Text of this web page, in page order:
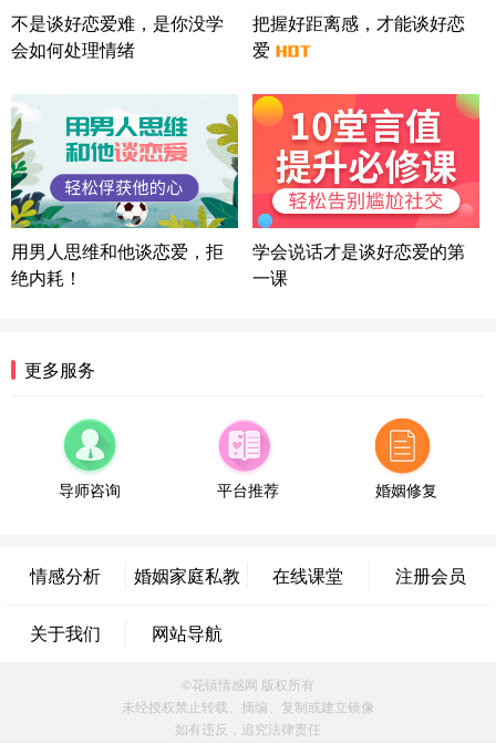
微信用户 Liberty 通过此页面咨询，已获得专属情感
方案
广东-广州 188****5632
湖北-武汉 135****7410
41分钟前
微信用户 困困魚? 通过此页面咨询，已获得专属情感
方案
陕西-西安 139****6283
3分钟前
情感方案
浙江-宁波 150****8921
福建-厦门 159****4462
53分钟前
微信用户 凌乱小羊 通过此页面咨询，已获得专属情
辽宁-大连 176****2843
39分钟前
属情感方案
微信用户 墨笙 通过此页面咨询，已获得专属情感方
案
江苏-苏州 188****5187
不是谈好恋爱难，是你没学
会如何处理情绪
把握好距离感，才能谈好恋
爱
用男人思维和他谈恋爱，拒
绝内耗！
学会说话才是谈好恋爱的第
一课
更多服务
导师咨询 平台推荐 婚姻修复
情感分析 婚姻家庭私教 在线课堂 注册会员
关于我们 网站导航
©花镇情感网 版权所有
未经授权禁止转载、摘编、复制或建立镜像
如有违反，追究法律责任